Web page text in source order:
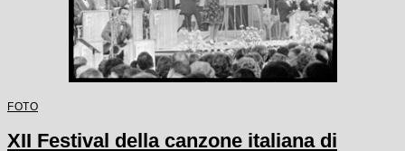
FOTO
XII Festival della canzone italiana di